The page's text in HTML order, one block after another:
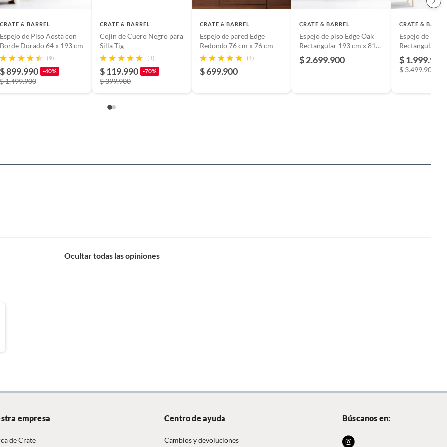
la descripción.
regularmente con paño suave. No exponer a la luz solar
a humedad excesiva. Mantener fuera del alcance de
de colombia
de devolución ingresa a
legal-retail.
CRATE & BARREL
Espejo de Piso Aosta con
Borde Dorado 64 x 193 cm
(9)
$ 899.990 -40%
$ 1.499.900
CRATE & BARREL
Cojín de Cuero Negro para
Silla Tig
(1)
$ 119.990 -70%
$ 399.900
CRATE & BARREL
Espejo de pared Edge
Redondo 76 cm x 76 cm
(1)
$ 699.900
CRATE & BARREL
Espejo de piso Edge Oak
Rectangular 193 cm x 81
cm
$ 2.699.900
CRATE &
Espejo de piso
Rectangular
cm
$ 1.999.990
$ 3.499.900
Ocultar todas las opiniones
empresa
de Crate
Centro de ayuda
Cambios y devoluciones
Búscanos en: